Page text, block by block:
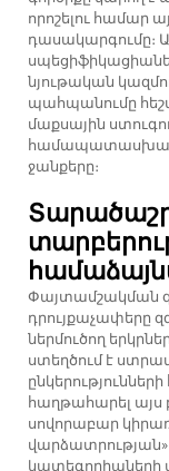
որոշելու համար
նյութական
պահպանումը
մաքսային
ջանքերը։
Փայտամշակման
դրույքաչափերը
ներմուծող
ստեղծում է
հաղթահարել այս
սովորաբար
կատեգորիաների